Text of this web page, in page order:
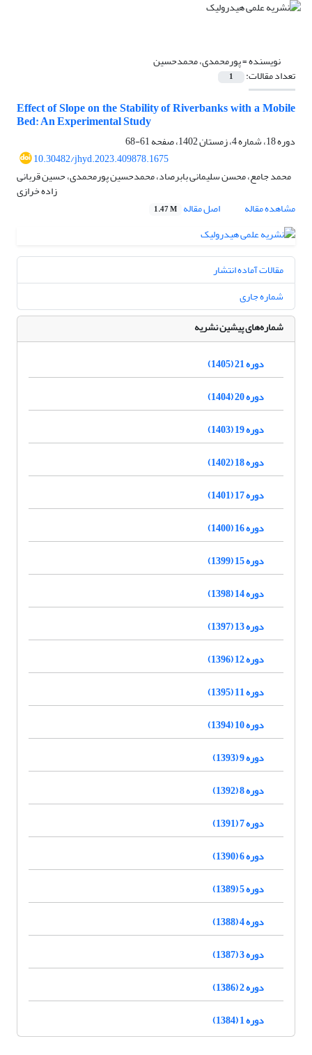
نویسنده =پورمحمدی، محمدحسین
تعداد مقالات: 1
Effect of Slope on the Stability of Riverbanks with a Mobile
Bed: An Experimental Study
دوره 18، شماره 4، زمستان 1402، صفحه
61-68
10.30482/jhyd.2023.409878.1675
محمد جامع، محسن سلیمانی بابرصاد، محمدحسین پورمحمدی، حسین قربانی
زاده خرازی
مشاهده مقاله
اصل مقاله 1.47 M
مقالات آماده انتشار
شماره جاری
شماره‌های پیشین نشریه
دوره 21 (1405)
دوره 20 (1404)
دوره 19 (1403)
دوره 18 (1402)
دوره 17 (1401)
دوره 16 (1400)
دوره 15 (1399)
دوره 14 (1398)
دوره 13 (1397)
دوره 12 (1396)
دوره 11 (1395)
دوره 10 (1394)
دوره 9 (1393)
دوره 8 (1392)
دوره 7 (1391)
دوره 6 (1390)
دوره 5 (1389)
دوره 4 (1388)
دوره 3 (1387)
دوره 2 (1386)
دوره 1 (1384)